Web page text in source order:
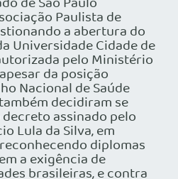
Paulista de
a abertura do
Universidade Cidade de
pelo Ministério
da posição
Nacional de Saúde
decidiram se
assinado pelo
Lula da Silva, em
diplomas
a exigência de
brasileiras, e contra